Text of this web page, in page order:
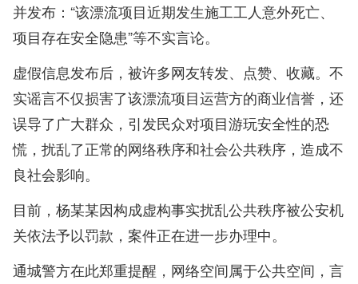
并发布：“该漂流项目近期发生施工工人意外死亡、
项目存在安全隐患”等不实言论。
虚假信息发布后，被许多网友转发、点赞、收藏。不
实谣言不仅损害了该漂流项目运营方的商业信誉，还
误导了广大群众，引发民众对项目游玩安全性的恐
慌，扰乱了正常的网络秩序和社会公共秩序，造成不
良社会影响。
目前，杨某某因构成虚构事实扰乱公共秩序被公安机
关依法予以罚款，案件正在进一步办理中。
通城警方在此郑重提醒，网络空间属于公共空间，言